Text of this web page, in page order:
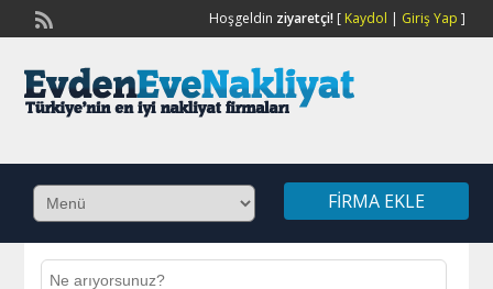
Hoşgeldin ziyaretçi![ Kaydol | Giriş Yap ]
FIRMA EKLE